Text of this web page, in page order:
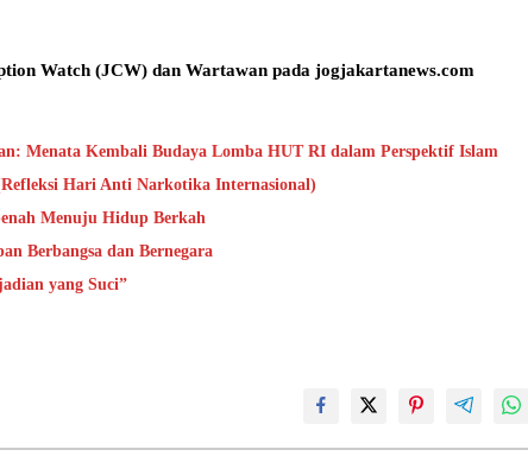
Watch (JCW) dan Wartawan pada jogjakartanews.com
Menata Kembali Budaya Lomba HUT RI dalam Perspektif Islam
Hari Anti Narkotika Internasional)
Menuju Hidup Berkah
Berbangsa dan Bernegara
yang Suci”